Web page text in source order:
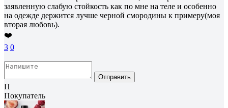
заявленную слабую стойкость как по мне на теле и особенно
на одежде держится лучше черной смородины к примеру(моя
вторая любовь).
❤️
3 0
Отправить
П
Покупатель